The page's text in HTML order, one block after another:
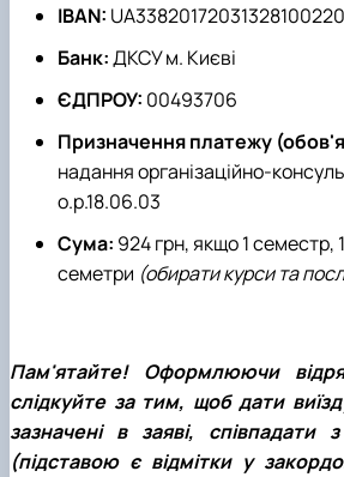
IBAN:
Банк:ДКСУ м. Києві
ЄДПРОУ: 00493706
Призначення платежу
надання організаційно-
о.р.18.06.03
Сума: 924 грн, якщо 1 семестр,
семетри (обирати курси та
Пам'ятайте! Оформлюючи
слідкуйте за тим, щоб дати
зазначені в заяві,
(підставою є відмітки у